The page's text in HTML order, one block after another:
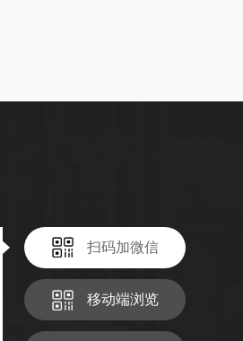
扫码加微信
移动端浏览